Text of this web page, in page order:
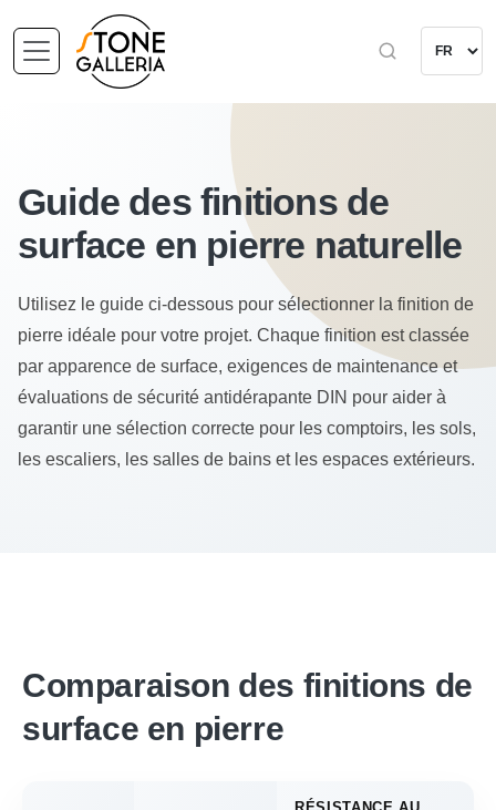
Guide des finitions de
surface en pierre naturelle
Utilisez le guide ci-dessous pour sélectionner la finition de
pierre idéale pour votre projet. Chaque finition est classée
par apparence de surface, exigences de maintenance et
évaluations de sécurité antidérapante DIN pour aider à
garantir une sélection correcte pour les comptoirs, les sols,
les escaliers, les salles de bains et les espaces extérieurs.
Comparaison des finitions de
surface en pierre